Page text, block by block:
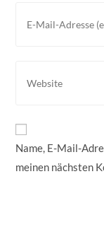
Benutzernamen
deine
Adresse
ein
deine
URL
(optional)
Name, E-Mail-
meinen nächsten